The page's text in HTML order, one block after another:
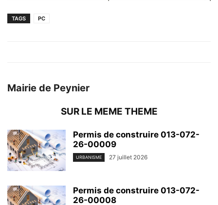
TAGS PC
Mairie de Peynier
SUR LE MEME THEME
Permis de construire 013-072-
26-00009
URBANISME 27 juillet 2026
Permis de construire 013-072-
26-00008